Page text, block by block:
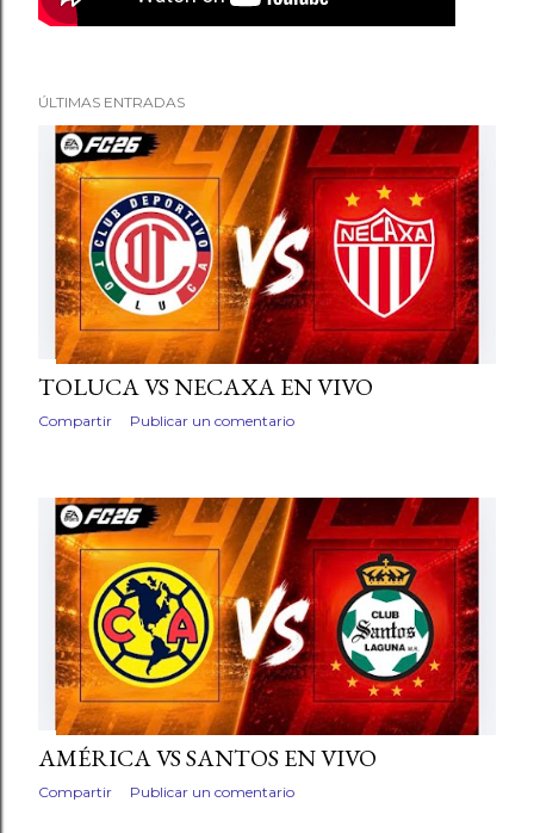
s
ÚLTIMAS ENTRADAS
TOLUCA VS NECAXA EN VIVO
Compartir Publicar un comentario
AMÉRICA VS SANTOS EN VIVO
Compartir Publicar un comentario